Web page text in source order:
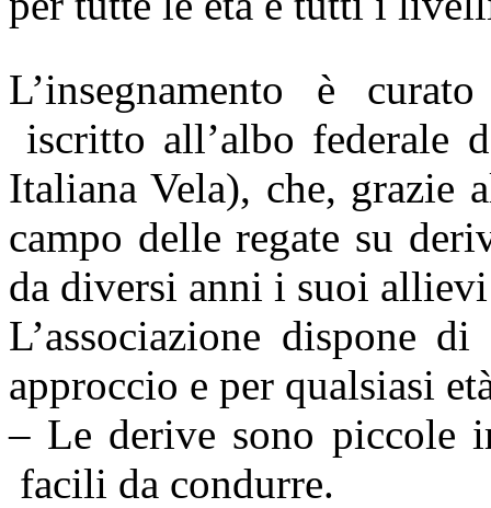
L’insegnamento è
iscritto all’albo federale
Italiana Vela), che, grazie
campo delle regate su
da diversi anni i suoi
L’associazione dispone
approccio e per qualsiasi
– Le derive sono piccole
facili da condurre.